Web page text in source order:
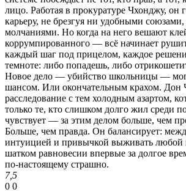
лицо. Работая в прокуратуре Чхонджу, он
карьеру, не брезгуя ни удобными
молчаниями. Но когда на него вешают
коррумпированного — всё начинает
каждый шаг под прицелом, каждое
темноте: либо попадешь, либо
Новое дело — убийство школьницы —
шансом. Или окончательным крахом. Дон
расследование с тем холодным азартом,
только те, кто слишком долго жил среди
чувствует — за этим делом больше, чем
Больше, чем правда. Он балансирует:
интуицией и привычкой выживать любой
шатком равновесии впервые за долгое
по-настоящему страшно.
7,5
0 0